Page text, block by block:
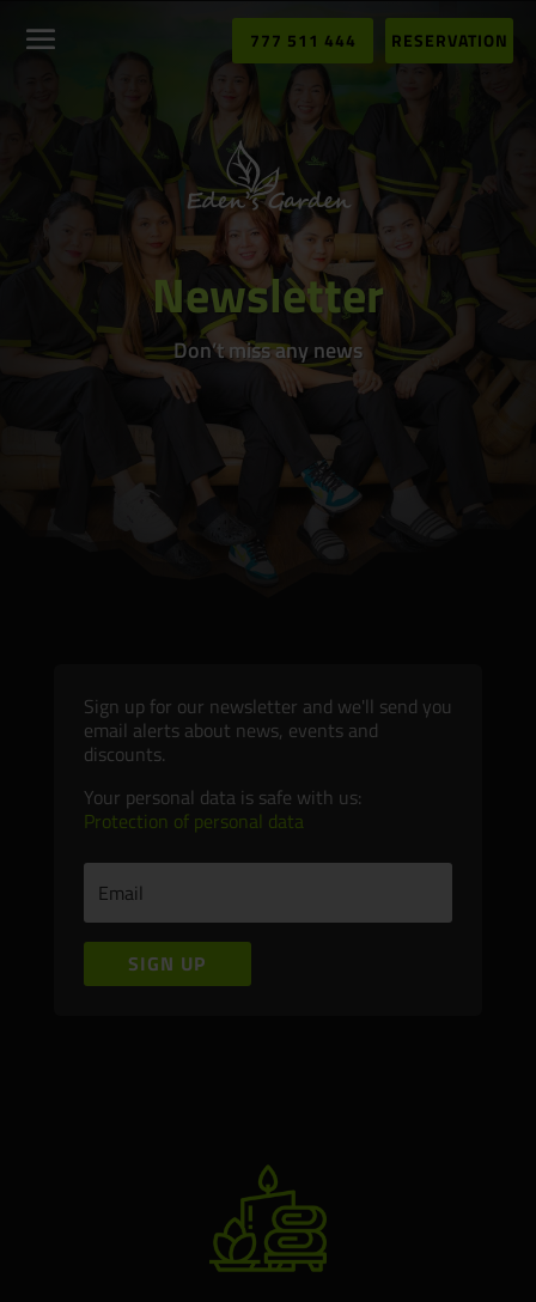
777 511 444 RESERVATION
Newsletter
Don’t miss any news
Sign up for our newsletter and we'll send you
email alerts about news, events and
discounts.
Your personal data is safe with us:
Protection of personal data
SIGN UP